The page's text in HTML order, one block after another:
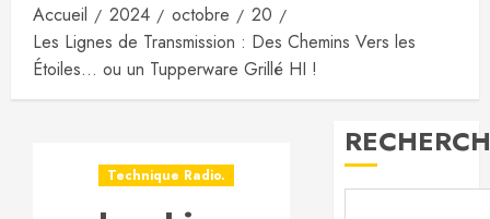
Accueil 2024 octobre
20
Les Lignes de Transmission : Des Chemins Vers les
Étoiles… ou un Tupperware Grillé HI !
Technique Radio.